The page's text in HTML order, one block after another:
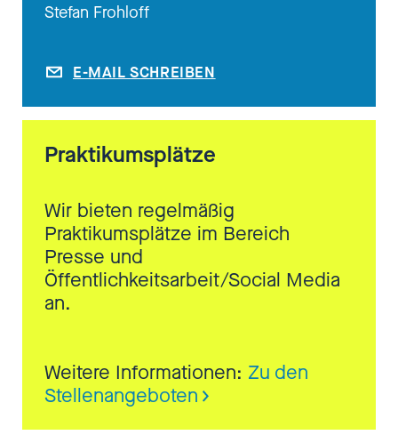
Stefan Frohloff
E-MAIL SCHREIBEN
Praktikumsplätze
Wir bieten regelmäßig
Praktikumsplätze im Bereich
Presse und
Öffentlichkeitsarbeit/Social Media
an.
Weitere Informationen: Zu den
Stellenangeboten